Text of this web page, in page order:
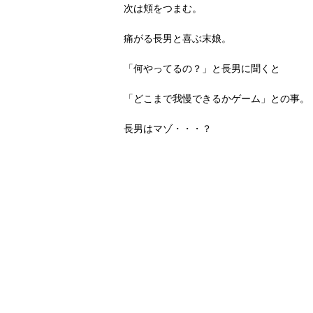
次は頬をつまむ。
痛がる長男と喜ぶ末娘。
「何やってるの？」と長男に聞くと
「どこまで我慢できるかゲーム」との事。
長男はマゾ・・・？